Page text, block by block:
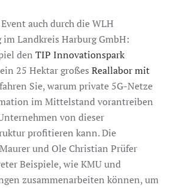
auch durch die WLH
Landkreis Harburg GmbH:
den TIP Innovationspark
25 Hektar großes Reallabor mit
Sie, warum private 5G-Netze
im Mittelstand vorantreiben
von dieser
profitieren kann. Die
und Ole Christian Prüfer
Beispiele, wie KMU und
zusammenarbeiten können, um